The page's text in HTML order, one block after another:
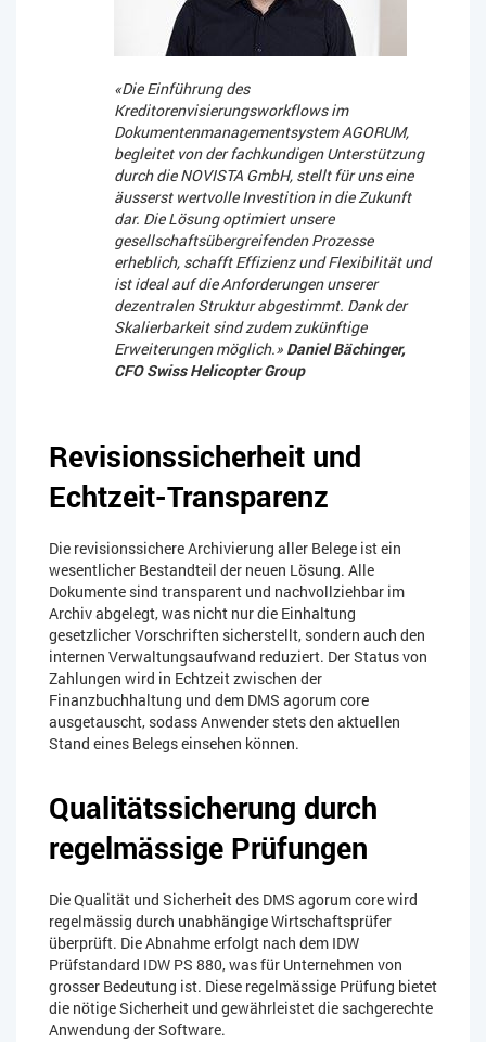
«Die Einführung des
Kreditorenvisierungsworkflows im
Dokumentenmanagementsystem AGORUM,
begleitet von der fachkundigen Unterstützung
durch die NOVISTA GmbH, stellt für uns eine
äusserst wertvolle Investition in die Zukunft
dar. Die Lösung optimiert unsere
gesellschaftsübergreifenden Prozesse
erheblich, schafft Effizienz und Flexibilität und
ist ideal auf die Anforderungen unserer
dezentralen Struktur abgestimmt. Dank der
Skalierbarkeit sind zudem zukünftige
Erweiterungen möglich.» Daniel Bächinger,
CFO Swiss Helicopter Group
Revisionssicherheit und
Echtzeit-Transparenz
Die revisionssichere Archivierung aller Belege ist ein
wesentlicher Bestandteil der neuen Lösung. Alle
Dokumente sind transparent und nachvollziehbar im
Archiv abgelegt, was nicht nur die Einhaltung
gesetzlicher Vorschriften sicherstellt, sondern auch den
internen Verwaltungsaufwand reduziert. Der Status von
Zahlungen wird in Echtzeit zwischen der
Finanzbuchhaltung und dem DMS agorum core
ausgetauscht, sodass Anwender stets den aktuellen
Stand eines Belegs einsehen können.
Qualitätssicherung durch
regelmässige Prüfungen
Die Qualität und Sicherheit des DMS agorum core wird
regelmässig durch unabhängige Wirtschaftsprüfer
überprüft. Die Abnahme erfolgt nach dem IDW
Prüfstandard IDW PS 880, was für Unternehmen von
grosser Bedeutung ist. Diese regelmässige Prüfung bietet
die nötige Sicherheit und gewährleistet die sachgerechte
Anwendung der Software.